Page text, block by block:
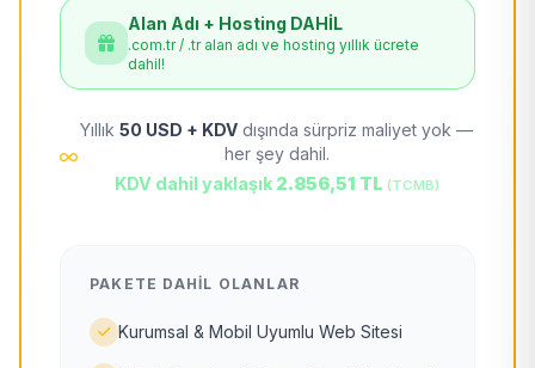
Alan Adı + Hosting DAHİL
.com.tr / .tr alan adı ve hosting yıllık ücrete
dahil!
Yıllık 50 USD + KDV dışında sürpriz maliyet yok —
her şey dahil.
KDV dahil yaklaşık 2.856,51 TL (TCMB)
PAKETE DAHIL OLANLAR
Kurumsal & Mobil Uyumlu Web Sitesi